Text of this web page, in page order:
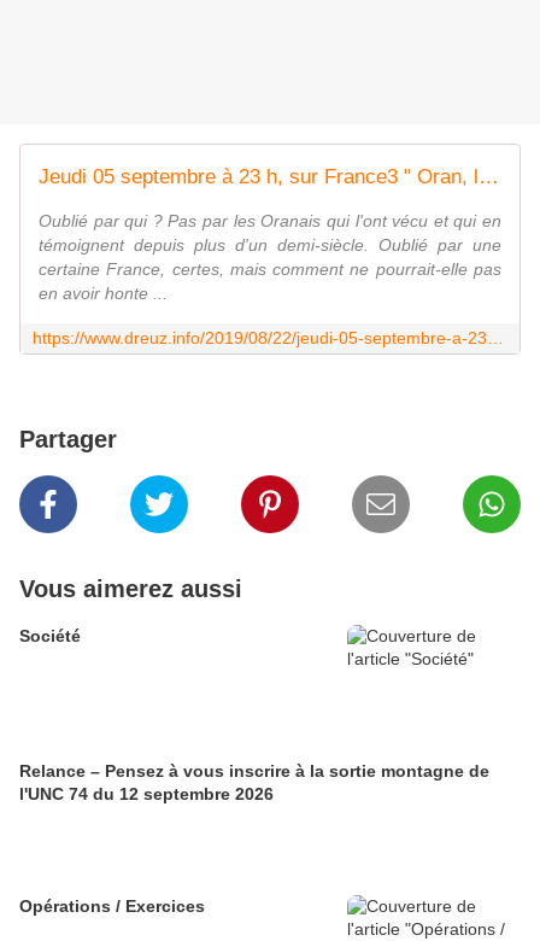
Jeudi 05 septembre à 23 h, sur France3 " Oran, le massacre oublié "
Oublié par qui ? Pas par les Oranais qui l'ont vécu et qui en
témoignent depuis plus d'un demi-siècle. Oublié par une
certaine France, certes, mais comment ne pourrait-elle pas
en avoir honte ...
Partager
Vous aimerez aussi
Société
Relance – Pensez à vous inscrire à la sortie montagne de
l'UNC 74 du 12 septembre 2026
Opérations / Exercices